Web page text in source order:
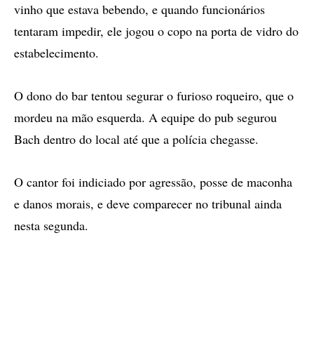
vinho que estava bebendo, e quando funcionários
tentaram impedir, ele jogou o copo na porta de vidro do
estabelecimento.
O dono do bar tentou segurar o furioso roqueiro, que o
mordeu na mão esquerda. A equipe do pub segurou
Bach dentro do local até que a polícia chegasse.
O cantor foi indiciado por agressão, posse de maconha
e danos morais, e deve comparecer no tribunal ainda
nesta segunda.